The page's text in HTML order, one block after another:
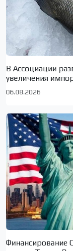
В Ассоциации
увеличения
06.08.2026
Финансирование